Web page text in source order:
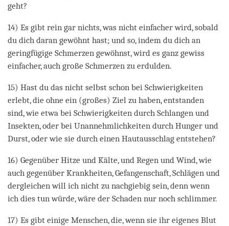
geht?
14) Es gibt rein gar nichts, was nicht einfacher wird, sobald
du dich daran gewöhnt hast; und so, indem du dich an
geringfügige Schmerzen gewöhnst, wird es ganz gewiss
einfacher, auch große Schmerzen zu erdulden.
15) Hast du das nicht selbst schon bei Schwierigkeiten
erlebt, die ohne ein (großes) Ziel zu haben, entstanden
sind, wie etwa bei Schwierigkeiten durch Schlangen und
Insekten, oder bei Unannehmlichkeiten durch Hunger und
Durst, oder wie sie durch einen Hautausschlag entstehen?
16) Gegenüber Hitze und Kälte, und Regen und Wind, wie
auch gegenüber Krankheiten, Gefangenschaft, Schlägen und
dergleichen will ich nicht zu nachgiebig sein, denn wenn
ich dies tun würde, wäre der Schaden nur noch schlimmer.
17) Es gibt einige Menschen, die, wenn sie ihr eigenes Blut